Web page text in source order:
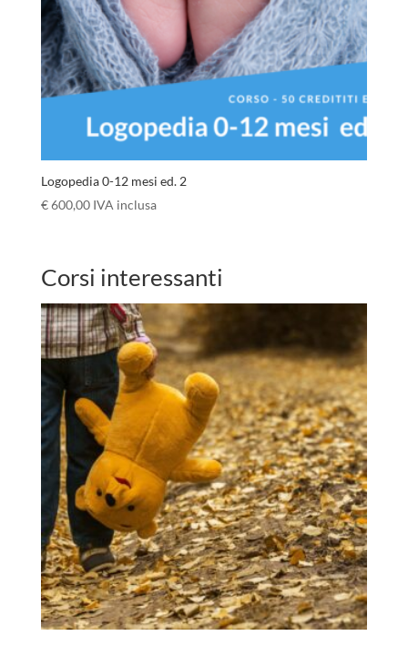
Logopedia 0-12 mesi ed. 2
€600,00 IVA inclusa
Corsi interessanti